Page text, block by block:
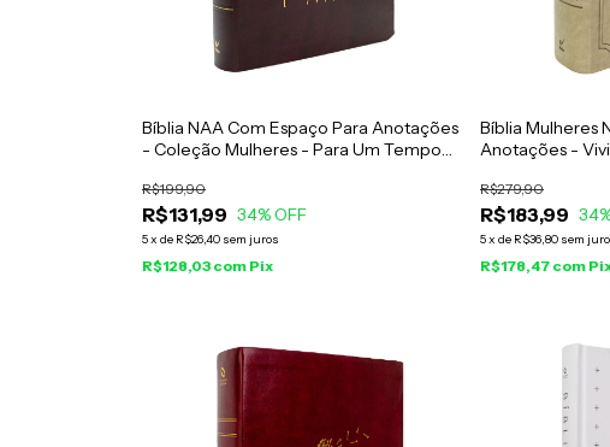
Bíblia NAA Com Espaço Para Anotações
- Coleção Mulheres - Para Um Tempo
R$131,99
R$199,90
34% OFF
5x de R$26,40 sem juros
R$128,03 com Pix
Bíblia Mulheres
Anotações -
R$183,99
R$279,90
34
5x de R$36,80 sem
R$178,47 com